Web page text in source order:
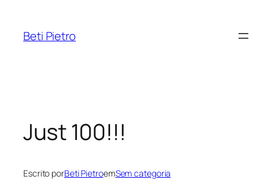
Beti Pietro
Just 100!!!
Escrito porBeti PietroemSem categoria